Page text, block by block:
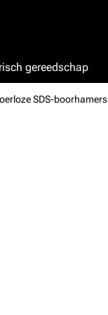
gereedschap
SDS-boorhamers